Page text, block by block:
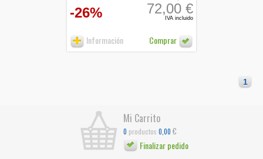
-26% 72,00 €
IVA incluido
Información Comprar
1
Mi Carrito
0 productos 0,00 €
Finalizar pedido